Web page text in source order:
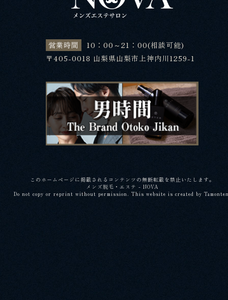
営業時間
10：00～21：00(相談可能)
〒405-0018 山梨県山梨市上神内川1259-1
このホームページに掲載されるコンテンツの無断転載を禁止いたします。
メンズ脱毛・エステ - NOVA
Do not copy or reprint without permission. This website is created by